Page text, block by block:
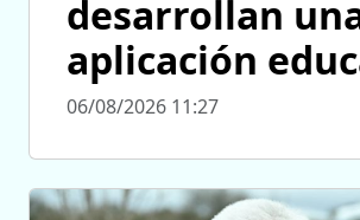
desarrollan
aplicación
06/08/2026 11:27